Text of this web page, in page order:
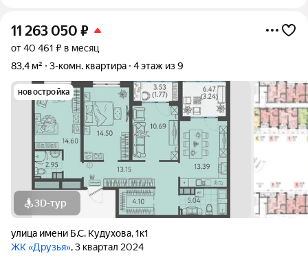
11 263 050 ₽
от 40 461 ₽ в месяц
83,4 м²
3-комн. квартира 4 этаж из 9
новостройка
3D-тур
улица имени Б.С. Кудухова,1к1
ЖК «Друзья», 3 квартал 2024